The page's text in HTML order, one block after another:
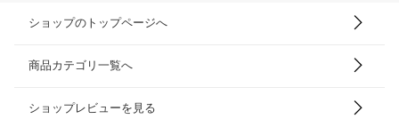
ショップのトップページへ
商品カテゴリ一覧へ
ショップレビューを見る